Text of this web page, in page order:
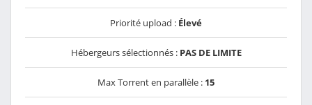
Priorité upload : Élevé
Hébergeurs sélectionnés : PAS DE LIMITE
Max Torrent en parallèle : 15